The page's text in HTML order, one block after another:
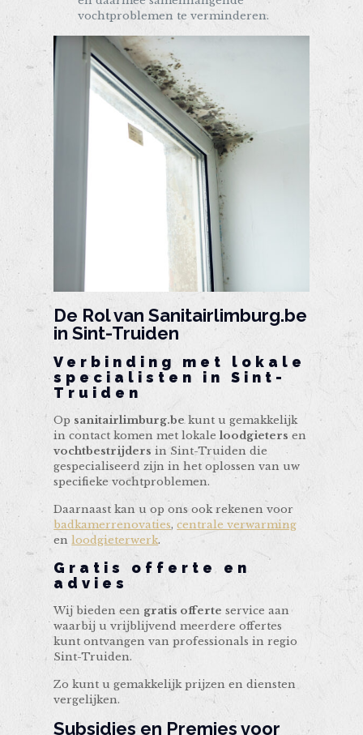
vochtproblemen te verminderen.
De Rol vanSanitairlimburg.be
in Sint-Truiden
Verbinding met lokale
specialisten in Sint-
Truiden
Op sanitairlimburg.bekunt u gemakkelijk
in contact komen met lokaleloodgieters en
vochtbestrijders in Sint-Truiden die
gespecialiseerd zijn in het oplossen van uw
specifieke vochtproblemen.
Daarnaast kan u op ons ook rekenen voor
badkamerrenovaties,centrale verwarming
enloodgieterwerk.
Gratis offerte en
advies
Wij bieden een gratis offerte service aan
waarbij u vrijblijvend meerdere offertes
kunt ontvangen van professionals in regio
Sint-Truiden.
Zo kunt u gemakkelijk prijzen en diensten
vergelijken.
Subsidies en Premies voor